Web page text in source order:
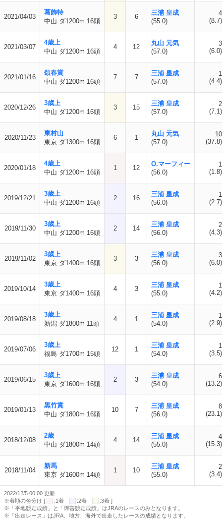
2021/04/03
葛飾特
中山 ダ1200m 16頭
3 6
三浦 皇成
(55.0)
4
(8.7)
2021/03/07
4歳上
中山 ダ1200m 16頭
4 12
丸山 元気
(57.0)
3
(6.0)
2021/01/16
頌春賞
中山 ダ1200m 16頭
7 7
三浦 皇成
(57.0)
1
(4.4)
2020/12/26
3歳上
中山 ダ1200m 16頭
3 15
三浦 皇成
(57.0)
2
(7.1)
2020/11/23
東村山
東京 ダ1300m 16頭
6 1
丸山 元気
(57.0)
10
(37.8)
2020/01/18
4歳上
中山 ダ1200m 16頭
1 12
O.マーフィー
(56.0)
1
(1.8)
2019/12/21
3歳上
中山 ダ1200m 16頭
2 16
三浦 皇成
(56.0)
1
(2.7)
2019/11/30
3歳上
中山 ダ1200m 16頭
2 14
三浦 皇成
(56.0)
2
(4.3)
2019/11/02
3歳上
東京 ダ1400m 16頭
3 3
三浦 皇成
(56.0)
3
(6.0)
2019/10/14
3歳上
東京 ダ1400m 16頭
4 3
三浦 皇成
(55.0)
1
(4.2)
2019/08/18
3歳上
新潟 ダ1800m 11頭
4 1
三浦 皇成
(54.0)
1
(2.9)
2019/07/06
3歳上
福島 ダ1700m 15頭
12 1
三浦 皇成
(54.0)
1
(3.5)
2019/06/15
3歳上
東京 ダ1600m 16頭
2 3
三浦 皇成
(54.0)
6
(13.2)
2019/01/13
黒竹賞
中山 ダ1800m 16頭
10 7
三浦 皇成
(56.0)
8
(23.1)
2018/12/08
2歳
中山 ダ1800m 14頭
4 14
三浦 皇成
(55.0)
4
(15.3)
2018/11/04
新馬
東京 ダ1600m 14頭
1 10
三浦 皇成
(55.0)
2
(3.4)
2022/12/5 00:00 更新
※着順の色分け [
:1着 :2着
:3着 ]
※「平地競走成績」と「障害競走成績」はJRAのレースのみとなります。
※「出走レース」はJRA、地方、海外で出走したレースの成績となります。